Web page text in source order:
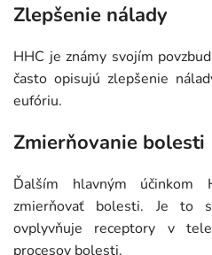
Zlepšenie nálady
HHC je známy svojím
často opisujú zlepšenie
eufóriu.
Zmierňovanie bolesti
Ďalším hlavným účinkom
zmierňovať bolesti. Je to
ovplyvňuje receptory v
procesov bolesti.